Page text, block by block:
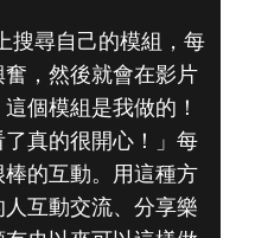
搜尋自己的模組，每
，然後就會在影片
個模組是我做的！
真的很開心！」每
的互動。用這種方
互動交流、分享樂